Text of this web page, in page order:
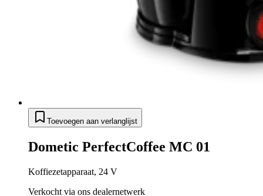
Toevoegen aan verlanglijst
Dometic PerfectCoffee MC 01
Koffiezetapparaat, 24 V
Verkocht via ons dealernetwerk